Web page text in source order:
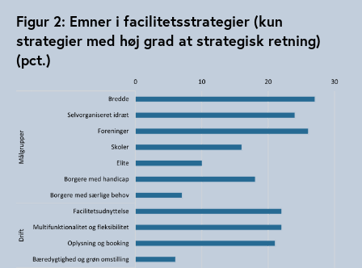
Figur 2: Emner i facilitetsstrategier (kun
strategier med høj grad at strategisk retning)
(pct.)